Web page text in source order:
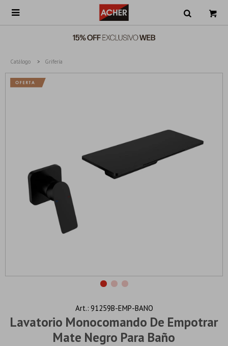

Catálogo Grifería
Lavatorio Monocomando De Empotrar
Mate Negro Para Baño
91259B-EMP-BANO